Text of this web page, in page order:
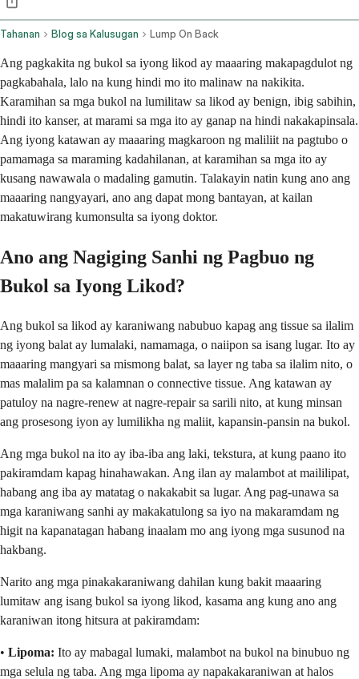
Tahanan Blog sa Kalusugan Lump On Back
Ang pagkakita ng bukol sa iyong likod ay maaaring makapagdulot ng
pagkabahala, lalo na kung hindi mo ito malinaw na nakikita.
Karamihan sa mga bukol na lumilitaw sa likod ay benign, ibig sabihin,
hindi ito kanser, at marami sa mga ito ay ganap na hindi nakakapinsala.
Ang iyong katawan ay maaaring magkaroon ng maliliit na pagtubo o
pamamaga sa maraming kadahilanan, at karamihan sa mga ito ay
kusang nawawala o madaling gamutin. Talakayin natin kung ano ang
maaaring nangyayari, ano ang dapat mong bantayan, at kailan
makatuwirang kumonsulta sa iyong doktor.
Ano ang Nagiging Sanhi ng Pagbuo ng
Bukol sa Iyong Likod?
Ang bukol sa likod ay karaniwang nabubuo kapag ang tissue sa ilalim
ng iyong balat ay lumalaki, namamaga, o naiipon sa isang lugar. Ito ay
maaaring mangyari sa mismong balat, sa layer ng taba sa ilalim nito, o
mas malalim pa sa kalamnan o connective tissue. Ang katawan ay
patuloy na nagre-renew at nagre-repair sa sarili nito, at kung minsan
ang prosesong iyon ay lumilikha ng maliit, kapansin-pansin na bukol.
Ang mga bukol na ito ay iba-iba ang laki, tekstura, at kung paano ito
pakiramdam kapag hinahawakan. Ang ilan ay malambot at maililipat,
habang ang iba ay matatag o nakakabit sa lugar. Ang pag-unawa sa
mga karaniwang sanhi ay makakatulong sa iyo na makaramdam ng
higit na kapanatagan habang inaalam mo ang iyong mga susunod na
hakbang.
Narito ang mga pinakakaraniwang dahilan kung bakit maaaring
lumitaw ang isang bukol sa iyong likod, kasama ang kung ano ang
karaniwan itong hitsura at pakiramdam:
• Lipoma: Ito ay mabagal lumaki, malambot na bukol na binubuo ng
mga selula ng taba. Ang mga lipoma ay napakakaraniwan at halos